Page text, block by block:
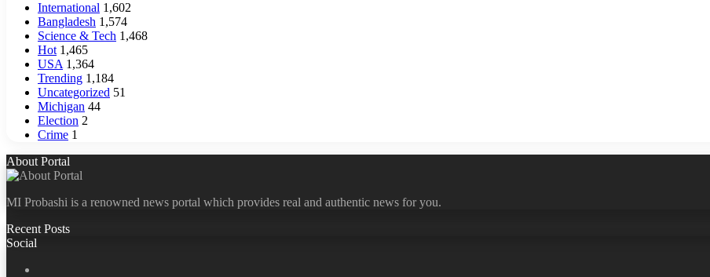
International 1,602
Bangladesh 1,574
Science & Tech 1,468
Hot 1,465
USA 1,364
Trending 1,184
Uncategorized 51
Michigan 44
Election 2
Crime 1
About Portal
MI Probashi is a renowned news portal which provides real and authentic news for you.
Recent Posts
Social